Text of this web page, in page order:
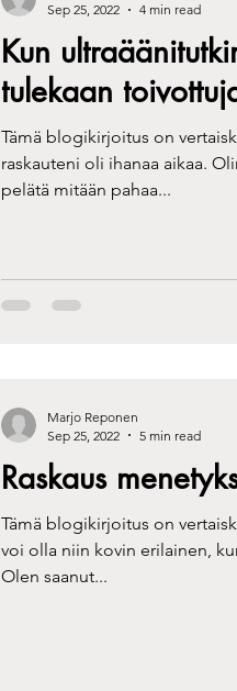
Kun
tulekaan
Tämä blogikirjoitus on
raskauteni oli ihanaa aikaa.
pelätä mitään pahaa...
Sep 25, 2022
4 min read
Raskaus
Tämä blogikirjoitus on
voi olla niin kovin erilainen,
Olen saanut...
Marjo Reponen
Sep 25, 2022
5 min read